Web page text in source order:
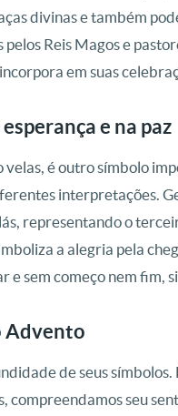
divinas e também
Reis Magos e
em suas
e na paz
é outro símbolo
interpretações.
representando o
a alegria pela
e sem começo nem fim,
Advento
de seus
compreendamos seu